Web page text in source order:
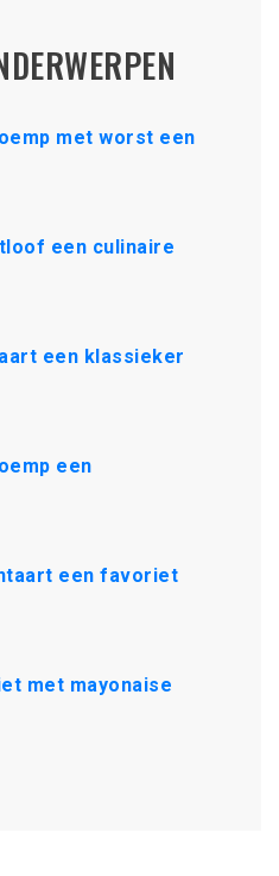
met worst een
een culinaire
een klassieker
een
een favoriet
met mayonaise